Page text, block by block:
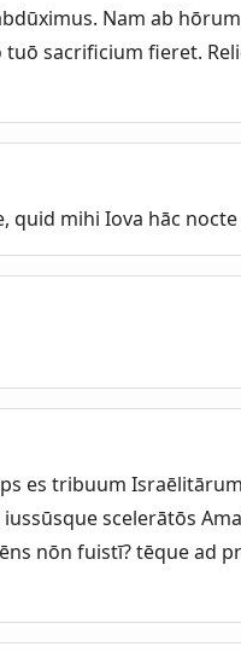
Nam ab
sacrificium fieret.
quid mihi Iova hāc
es tribuum
scelerātōs
nōn fuistī? tēque ad